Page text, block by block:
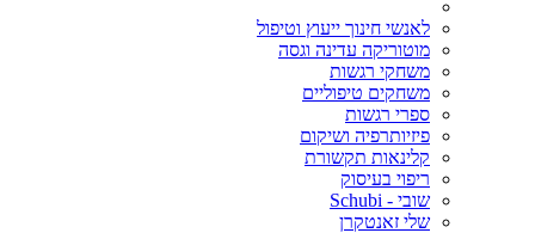
לאנשי חינוך ייעוץ וטיפול
מוטוריקה עדינה וגסה
משחקי רגשות
משחקים טיפוליים
ספרי רגשות
פיזיותרפיה ושיקום
קלינאות תקשורת
ריפוי בעיסוק
שובי - Schubi
שלי זאנטקרן